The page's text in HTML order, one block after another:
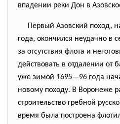
впадении реки Дон в
Первый Азовский поход,
года, окончился неудачно в
за отсутствия флота и
действовать в отдалении от
уже зимой 1695—96 года
новому походу. В Воронеже
строительство гребной
время была построена